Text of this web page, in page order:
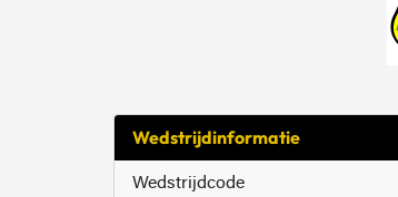
Wedstrijdinformatie
Wedstrijdcode